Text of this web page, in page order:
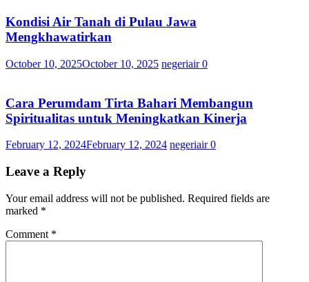
Kondisi Air Tanah di Pulau Jawa
Mengkhawatirkan
October 10, 2025October 10, 2025 negeriair0
Cara Perumdam Tirta Bahari Membangun
Spiritualitas untuk Meningkatkan Kinerja
February 12, 2024February 12, 2024 negeriair0
Leave a Reply
Your email address will not be published. Required fields are
marked *
Comment *